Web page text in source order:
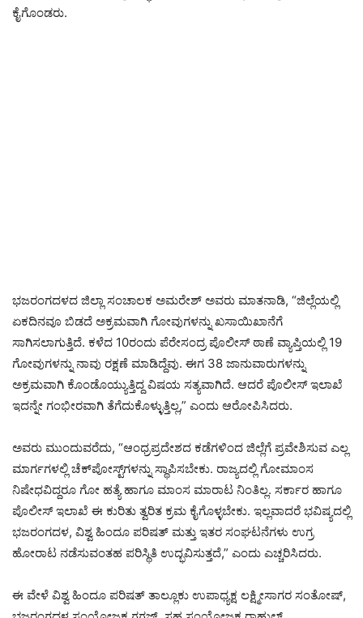
ಕೈಗೊಂಡರು.
ಭಜರಂಗದಳದ ಜಿಲ್ಲಾ ಸಂಚಾಲಕ ಅಮರೇಶ್ ಅವರು ಮಾತನಾಡಿ, “ಜಿಲ್ಲೆಯಲ್ಲಿ
ಏಕದಿನವೂ ಬಿಡದೆ ಅಕ್ರಮವಾಗಿ ಗೋವುಗಳನ್ನು ಖಸಾಯಿಖಾನೆಗೆ
ಸಾಗಿಸಲಾಗುತ್ತಿದೆ. ಕಳೆದ 10ರಂದು ಪೆರೇಸಂದ್ರ ಪೊಲೀಸ್ ಠಾಣೆ ವ್ಯಾಪ್ತಿಯಲ್ಲಿ 19
ಗೋವುಗಳನ್ನು ನಾವು ರಕ್ಷಣೆ ಮಾಡಿದ್ದೆವು. ಈಗ 38 ಜಾನುವಾರುಗಳನ್ನು
ಅಕ್ರಮವಾಗಿ ಕೊಂಡೊಯ್ಯುತ್ತಿದ್ದ ವಿಷಯ ಸತ್ಯವಾಗಿದೆ. ಆದರೆ ಪೊಲೀಸ್ ಇಲಾಖೆ
ಇದನ್ನೇ ಗಂಭೀರವಾಗಿ ತೆಗೆದುಕೊಳ್ಳುತ್ತಿಲ್ಲ,” ಎಂದು ಆರೋಪಿಸಿದರು.
ಅವರು ಮುಂದುವರೆದು, “ಆಂಧ್ರಪ್ರದೇಶದ ಕಡೆಗಳಿಂದ ಜಿಲ್ಲೆಗೆ ಪ್ರವೇಶಿಸುವ ಎಲ್ಲ
ಮಾರ್ಗಗಳಲ್ಲಿ ಚೆಕ್‌ಪೋಸ್ಟ್‌ಗಳನ್ನು ಸ್ಥಾಪಿಸಬೇಕು. ರಾಜ್ಯದಲ್ಲಿ ಗೋಮಾಂಸ
ನಿಷೇಧವಿದ್ದರೂ ಗೋ ಹತ್ಯೆ ಹಾಗೂ ಮಾಂಸ ಮಾರಾಟ ನಿಂತಿಲ್ಲ. ಸರ್ಕಾರ ಹಾಗೂ
ಪೊಲೀಸ್ ಇಲಾಖೆ ಈ ಕುರಿತು ತ್ವರಿತ ಕ್ರಮ ಕೈಗೊಳ್ಳಬೇಕು. ಇಲ್ಲವಾದರೆ ಭವಿಷ್ಯದಲ್ಲಿ
ಭಜರಂಗದಳ, ವಿಶ್ವ ಹಿಂದೂ ಪರಿಷತ್ ಮತ್ತು ಇತರ ಸಂಘಟನೆಗಳು ಉಗ್ರ
ಹೋರಾಟ ನಡೆಸುವಂತಹ ಪರಿಸ್ಥಿತಿ ಉದ್ಭವಿಸುತ್ತದೆ,” ಎಂದು ಎಚ್ಚರಿಸಿದರು.
ಈ ವೇಳೆ ವಿಶ್ವ ಹಿಂದೂ ಪರಿಷತ್ ತಾಲ್ಲೂಕು ಉಪಾಧ್ಯಕ್ಷ ಲಕ್ಷ್ಮೀಸಾಗರ ಸಂತೋಷ್,